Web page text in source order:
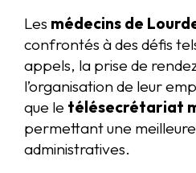
Les médecins de
confrontés à des défis
appels, la prise de
l’organisation de leur
que le télésecrétariat
permettant une
administratives.